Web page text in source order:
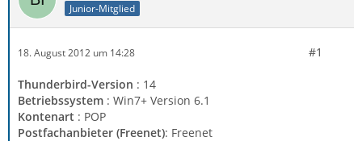
Junior-Mitglied
18. August 2012 um 14:28 #1
Thunderbird-Version : 14
Betriebssystem : Win7+ Version 6.1
Kontenart : POP
Postfachanbieter (Freenet): Freenet